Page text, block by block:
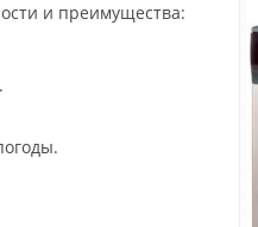
и преимущества: